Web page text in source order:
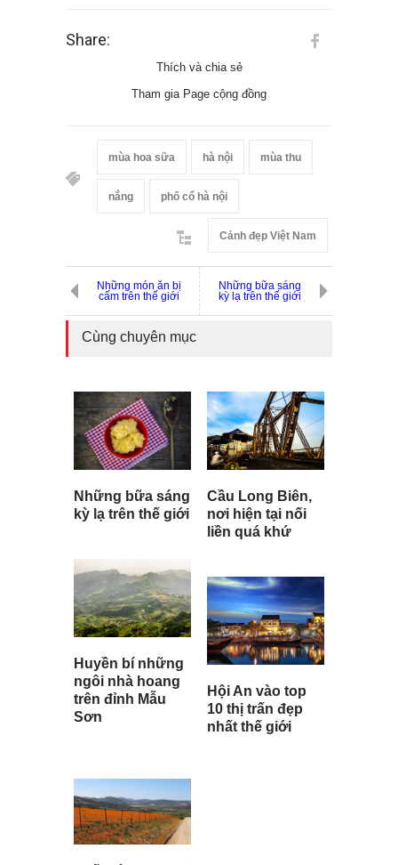
Share:
Thích và chia sẻ
Tham gia Page cộng đồng
mùa hoa sữa hà nội mùa thu
nắng phố cổ hà nội
Cảnh đẹp Việt Nam
Những món ăn bị
cấm trên thế giới
Những bữa sáng
kỳ lạ trên thế giới
Cùng chuyên mục
Những bữa sáng
kỳ lạ trên thế giới
Huyền bí những
ngôi nhà hoang
trên đỉnh Mẫu
Sơn
Cầu Long Biên,
nơi hiện tại nối
liền quá khứ
Hội An vào top
10 thị trấn đẹp
nhất thế giới